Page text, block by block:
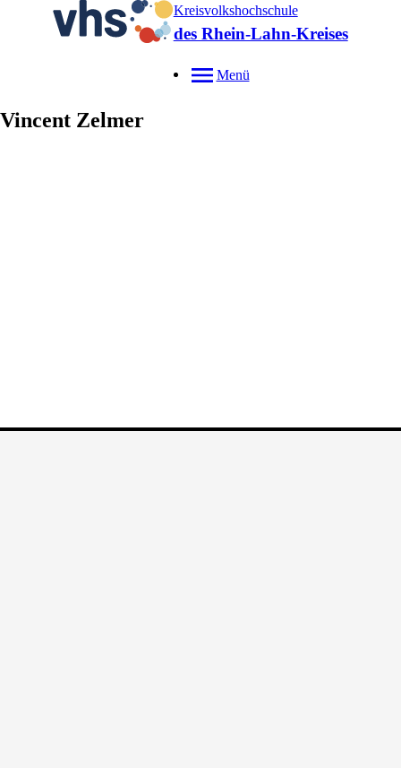
Kreisvolkshochschule
des Rhein-Lahn-Kreises
Menü
Vincent Zelmer